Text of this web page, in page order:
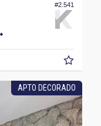
#2.541
APTO DECORADO